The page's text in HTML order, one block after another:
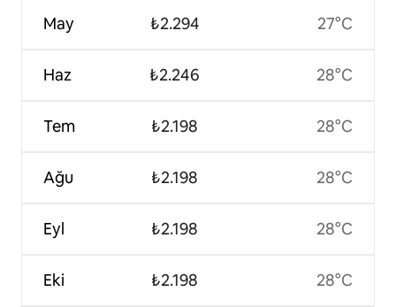
May
Haz
Tem
Ağu
Eyl
Eki
₺2.294
₺2.246
₺2.198
₺2.198
₺2.198
₺2.198
27°C
28°C
28°C
28°C
28°C
28°C